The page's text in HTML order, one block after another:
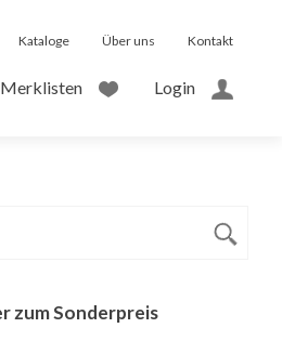
Kataloge Über uns Kontakt
Merklisten Login
zum Sonderpreis